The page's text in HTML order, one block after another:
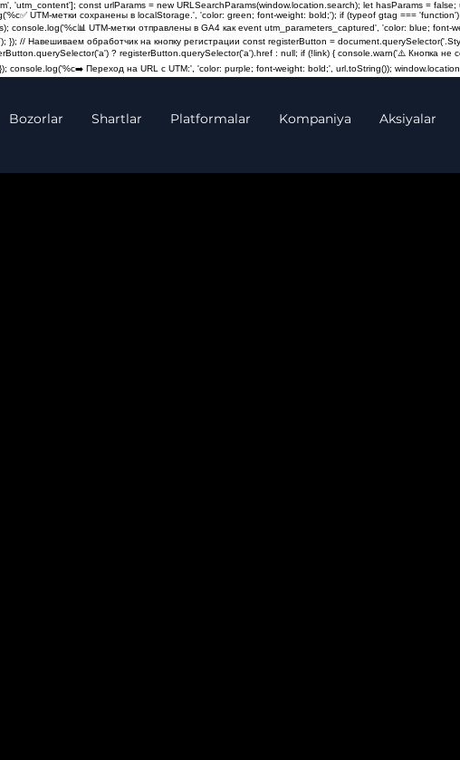
'utm_content']; const urlParams = new URLSearchParams(window.location.search); let hasParams =
UTM-метки сохранены в localStorage.', 'color: green; font-weight: bold;'); if (typeof gtag ===
UTM-метки отправлены в GA4 как event utm_parameters_captured', 'color: blue;
}); // Навешиваем обработчик на кнопку регистрации const registerButton =
? registerButton.querySelector('a').href : null; if (!link) { console.warn('⚠️ Кнопка не
console.log('%c➡️ Переход на URL с UTM:', 'color: purple; font-weight: bold;', url.toString());
Bozorlar Shartlar Platformalar Kompaniya Aksiyalar